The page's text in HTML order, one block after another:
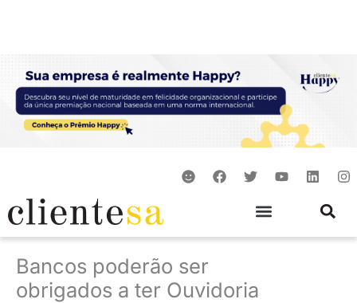
S
m
F
a
o
T
w
e
Y
o
b
L
i
d
I
n
g
Bancos poderão ser
obrigados a ter Ouvidoria